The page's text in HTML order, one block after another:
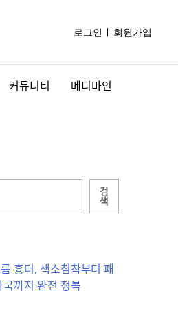
로그인 회원가입
커뮤니티 메디마인
검
색
흉터, 색소침착부터 패
국까지 완전 정복